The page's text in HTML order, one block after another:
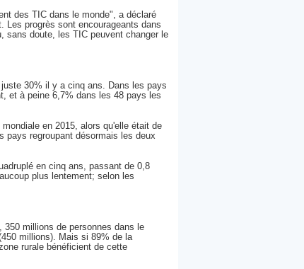
des TIC dans le monde", a déclaré
Les progrès sont encourageants dans
sans doute, les TIC peuvent changer le
30% il y a cinq ans. Dans les pays
et à peine 6,7% dans les 48 pays les
en 2015, alors qu'elle était de
pays regroupant désormais les deux
en cinq ans, passant de 0,8
plus lentement; selon les
millions de personnes dans le
millions). Mais si 89% de la
rurale bénéficient de cette